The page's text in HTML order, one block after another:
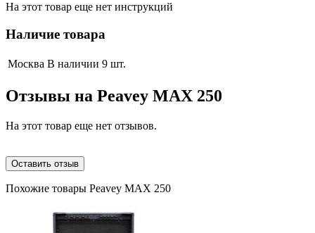
На этот товар еще нет инструкций
Наличие товара
Москва В наличии 9 шт.
Отзывы на Peavey MAX 250
На этот товар еще нет отзывов.
Оставить отзыв
Похожие товары Peavey MAX 250